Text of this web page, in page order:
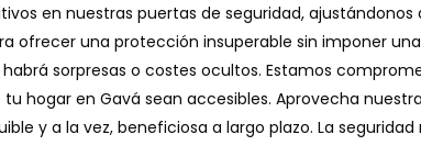
en nuestras puertas de seguridad,
ofrecer una protección insuperable sin imponer
sorpresas o costes ocultos. Estamos
hogar en Gavá sean accesibles. Aprovecha
y a la vez, beneficiosa a largo plazo. La seguridad